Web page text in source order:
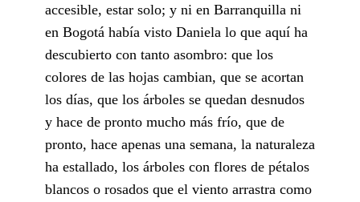
accesible, estar solo; y ni en Barranquilla ni
en Bogotá había visto Daniela lo que aquí ha
descubierto con tanto asombro: que los
colores de las hojas cambian, que se acortan
los días, que los árboles se quedan desnudos
y hace de pronto mucho más frío, que de
pronto, hace apenas una semana, la naturaleza
ha estallado, los árboles con flores de pétalos
blancos o rosados que el viento arrastra como